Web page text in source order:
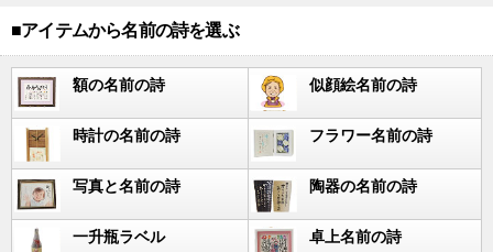
■アイテムから名前の詩を選ぶ
額の名前の詩 似顔絵名前の詩
時計の名前の詩 フラワー名前の詩
写真と名前の詩 陶器の名前の詩
一升瓶ラベル 卓上名前の詩